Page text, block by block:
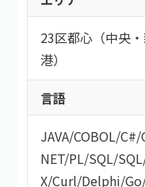
23区都心（中央
港）
言語
JAVA/COBOL/C#/
NET/PL/SQL/SQL
X/Curl/Delphi/Go/